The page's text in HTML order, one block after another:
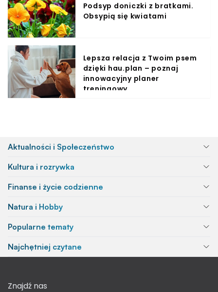
Podsyp doniczki z bratkami.
Obsypią się kwiatami
Lepsza relacja z Twoim psem
dzięki hau.plan – poznaj
innowacyjny planer
treningowy
Aktualności i Społeczeństwo
Kultura i rozrywka
Finanse i życie codzienne
Natura i Hobby
Popularne tematy
Najchętniej czytane
Znajdź nas